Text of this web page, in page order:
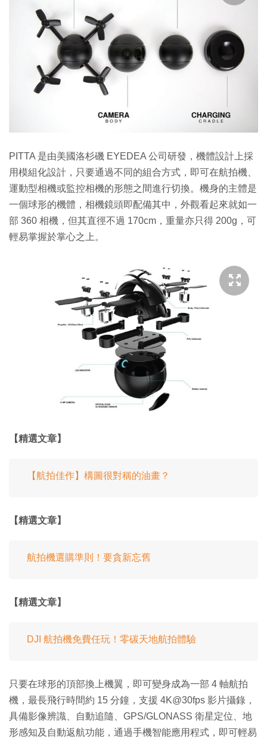
PITTA 是由美國洛杉磯 EYEDEA 公司研發，機體設計上採
用模組化設計，只要通過不同的組合方式，即可在航拍機、
運動型相機或監控相機的形態之間進行切換。機身的主體是
一個球形的機體，相機鏡頭即配備其中，外觀看起來就如一
部 360 相機，但其直徑不過 170cm，重量亦只得 200g，可
輕易掌握於掌心之上。
【精選文章】
【航拍佳作】構圖很對稱的油畫？
【精選文章】
航拍機選購準則！要貪新忘舊
【精選文章】
DJI 航拍機免費任玩！零碳天地航拍體驗
只要在球形的頂部換上機翼，即可變身成為一部 4 軸航拍
機，最長飛行時間約 15 分鐘，支援 4K@30fps 影片攝錄，
具備影像辨識、自動追隨、GPS/GLONASS 衛星定位、地
形感知及自動返航功能，通過手機智能應用程式，即可輕易